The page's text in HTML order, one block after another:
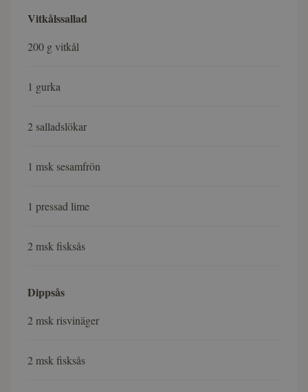
Vitkålssallad
200 g vitkål
1 gurka
2 salladslökar
1 msk sesamfrön
1 pressad lime
2 msk fisksås
Dippsås
2 msk risvinäger
2 msk fisksås